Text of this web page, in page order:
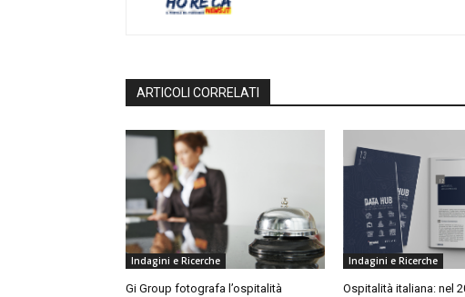
ARTICOLI CORRELATI
Indagini e Ricerche
Gi Group fotografa l’ospitalità
Indagini e Ricerche
Ospitalità italiana: nel